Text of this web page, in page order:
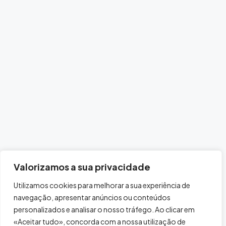
Valorizamos a sua privacidade
Utilizamos cookies para melhorar a sua experiência de
navegação, apresentar anúncios ou conteúdos
personalizados e analisar o nosso tráfego. Ao clicar em
«Aceitar tudo», concorda com a nossa utilização de